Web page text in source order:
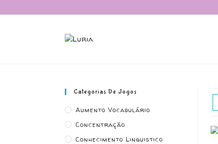
Categorias De Jogos
Aumento Vocabulário
Concentração
Conhecimento Linguistico